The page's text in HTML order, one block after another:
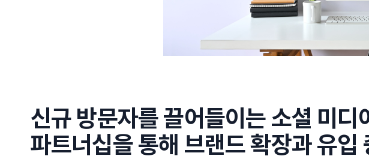
신규 방문자를 끌어들이는 소셜 미
파트너십을 통해 브랜드 확장과 유입